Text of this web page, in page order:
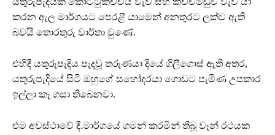
කරන ඇල මාර්ගයට පෙරළී යාමෙන් අනතුරට ලක්ව ඇති
බවයි තොරතුරු වාර්තා වුණේ.
එහිදී යතුරුපැදිය පැදවූ තරුණයා දියේ ගිලීගොස් ඇති අතර,
යතුරුපැදියේ සිටි ඔහුගේ සහෝදරයා ගොඩට පැමිණ උපකාර
ඉල්ලා කෑ ගසා තිබෙනවා.
එම අවස්ථාවේ දී.මාර්ගයේ ගමන් කරමින් තිබූ වෑන් රථයක